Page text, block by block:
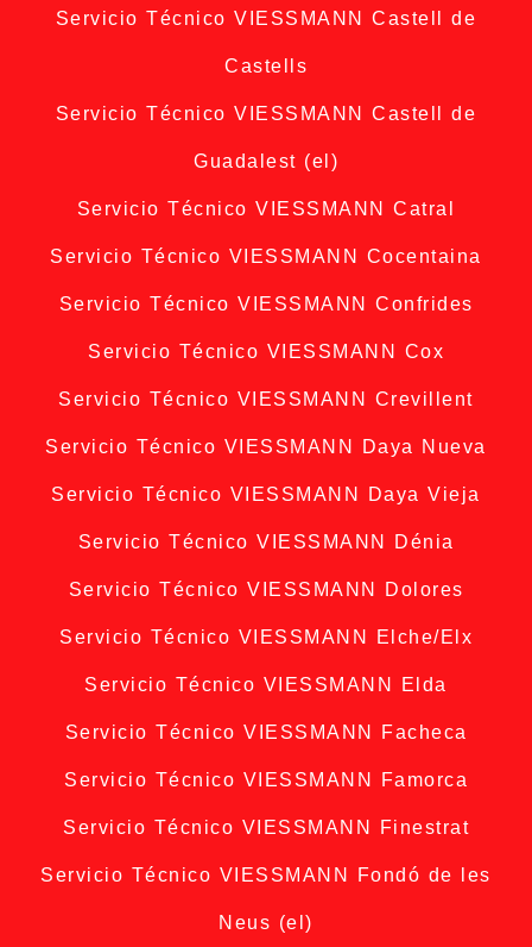
Servicio Técnico VIESSMANN Castell de
Castells
Servicio Técnico VIESSMANN Castell de
Guadalest (el)
Servicio Técnico VIESSMANN Catral
Servicio Técnico VIESSMANN Cocentaina
Servicio Técnico VIESSMANN Confrides
Servicio Técnico VIESSMANN Cox
Servicio Técnico VIESSMANN Crevillent
Servicio Técnico VIESSMANN Daya Nueva
Servicio Técnico VIESSMANN Daya Vieja
Servicio Técnico VIESSMANN Dénia
Servicio Técnico VIESSMANN Dolores
Servicio Técnico VIESSMANN Elche/Elx
Servicio Técnico VIESSMANN Elda
Servicio Técnico VIESSMANN Facheca
Servicio Técnico VIESSMANN Famorca
Servicio Técnico VIESSMANN Finestrat
Servicio Técnico VIESSMANN Fondó de les
Neus (el)